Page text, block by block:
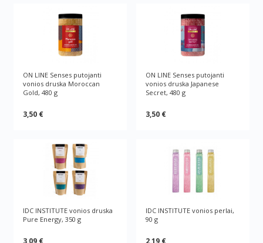
ON LINE Senses putojanti
vonios druska Moroccan
Gold, 480 g
3,50 €
ON LINE Senses putojanti
vonios druska Japanese
Secret, 480 g
3,50 €
IDC INSTITUTE vonios druska
Pure Energy, 350 g
3,09 €
IDC INSTITUTE vonios perlai,
90 g
2,19 €